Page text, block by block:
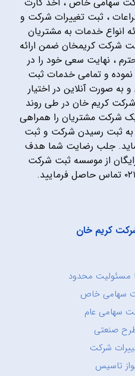
، ثبت تغییرات شرکت و
انواع خدمات به مشتریان
شرکت کریمخان ضمن ارائه
، نهایت سعی خود را در
و تمامی خدمات ثبت
به صورت آنلاین در اختیار
کریم خان در طی روند
یک شرکت مشتریان را همراهی
به ثبت رسیدن شرکت و ثبت
جلب رضایت شما هدف
از موسسه ثبت شرکت
کریم خان
مسئولیت محدود
سهامی خاص
سهامی عام
صنعتی
شرکت
تاسیس